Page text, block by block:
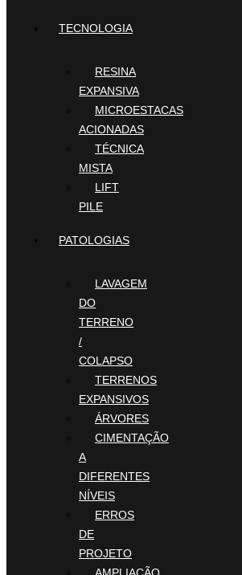
TECNOLOGIA
RESINA
EXPANSIVA
MICROESTACAS
ACIONADAS
TÉCNICA
MISTA
LIFT
PILE
PATOLOGIAS
LAVAGEM
DO
TERRENO
/
COLAPSO
TERRENOS
EXPANSIVOS
ÁRVORES
CIMENTAÇÃO
A
DIFERENTES
NÍVEIS
ERROS
DE
PROJETO